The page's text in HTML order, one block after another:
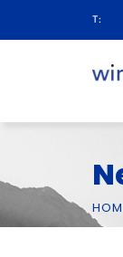
T: